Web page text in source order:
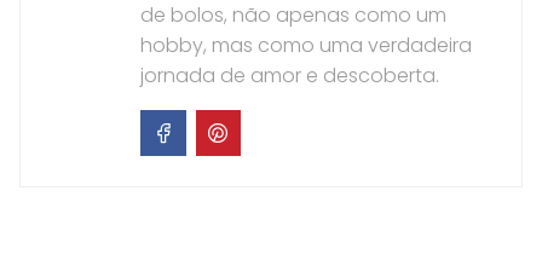
de bolos, não apenas como um
hobby, mas como uma verdadeira
jornada de amor e descoberta.